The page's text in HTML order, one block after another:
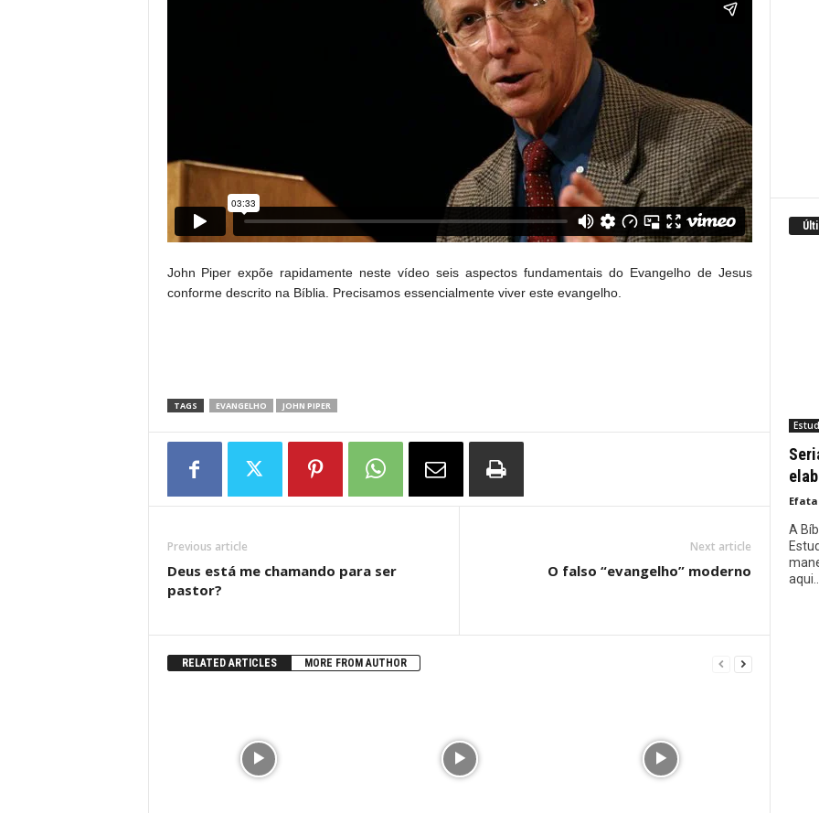
John Piper expõe rapidamente neste vídeo seis aspectos fundamentais do Evangelho de Jesus
conforme descrito na Bíblia. Precisamos essencialmente viver este evangelho.
TAGS EVANGELHO JOHN PIPER
Previous article
Deus está me chamando para ser
pastor?
Next article
O falso “evangelho” moderno
RELATED ARTICLES MORE FROM AUTHOR
A
aqui...